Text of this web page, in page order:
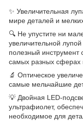
✨ Увеличительная
мире деталей и
🔍 Не упустите ни
увеличительной
полезный
самых разных сферах
🔬 Оптическое
самые мельчайшие
💡 Двойная LED-
ультрафиолет,
необходимое для